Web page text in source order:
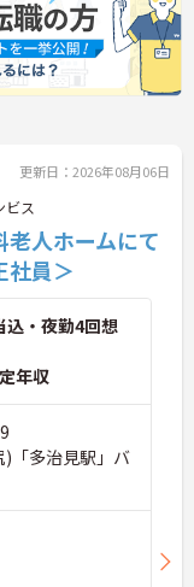
更新日：2026年08月06日
ビス
老人ホームにて
員＞
込・夜勤4回想
年収
)「多治見駅」バ